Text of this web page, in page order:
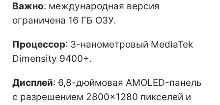
Важно: международная версия
ограничена 16 ГБ ОЗУ.
Процессор: 3-нанометровый MediaTek
Dimensity 9400+.
Дисплей: 6,8-дюймовая AMOLED-панель
с разрешением 2800×1280 пикселей и